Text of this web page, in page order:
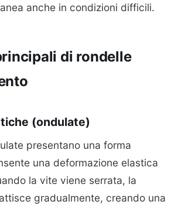
anche in condizioni difficili.
di rondelle
(ondulate)
presentano una forma
una deformazione elastica
la vite viene serrata, la
gradualmente, creando una